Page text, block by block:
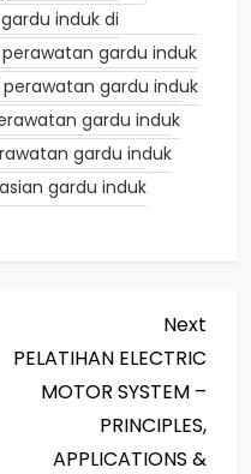
induk di
gardu induk
gardu induk
gardu induk
gardu induk
gardu induk
Next
PELATIHAN ELECTRIC
MOTOR SYSTEM –
PRINCIPLES,
APPLICATIONS &